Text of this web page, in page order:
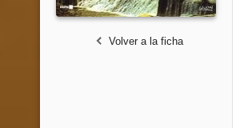
Volver a la ficha